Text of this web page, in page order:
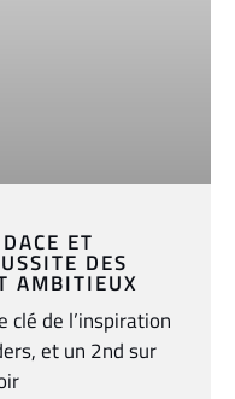
ET
DES
AMBITIEUX
clé de l’inspiration
et un 2nd sur